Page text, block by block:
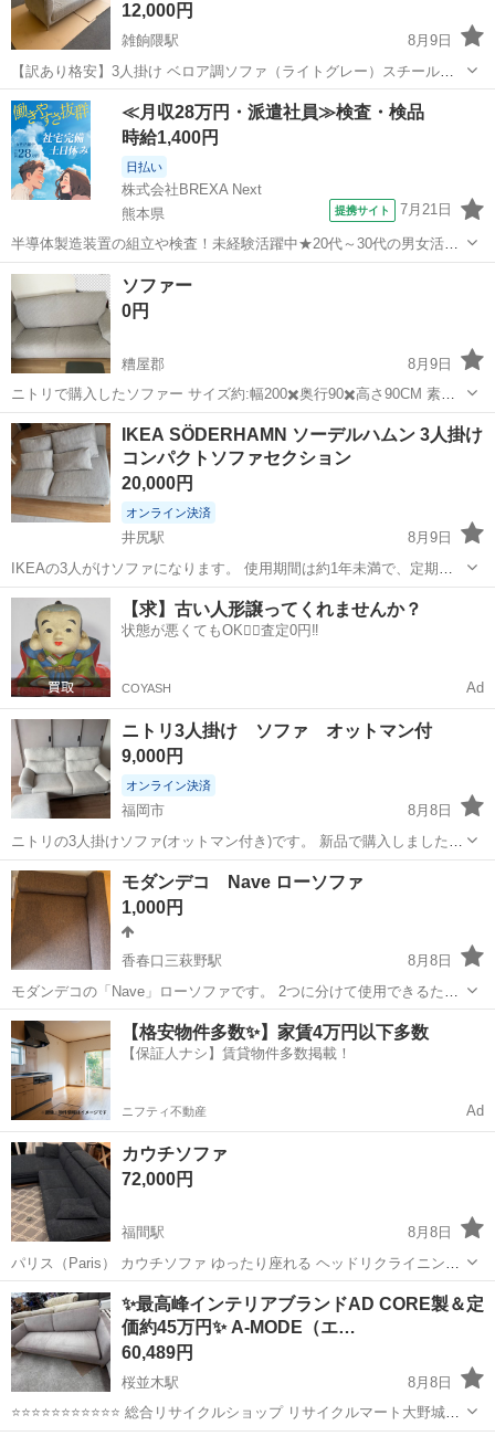
12,000円
雑餉隈駅
8月9日
【訳あり格安】3人掛け ベロア調ソファ（ライトグレー）スチール脚
ご覧いただきありがとうございます。 手触りの良いベロア調（スエー
ド調）素材の3人掛けデザインソファです。 すっきりとした金属脚が
おしゃれで、リビングをモダ...
福岡 大野城市 雑餉隈駅 ソファ ライト
≪月収28万円・派遣社員≫検査・検品
時給1,400円
日払い
株式会社BREXA Next
熊本県
提携サイト 7月21日
半導体製造装置の組立や検査！未経験活躍中★20代～30代の男女活躍
中★ワンルーム寮完備！赴任旅費会社負担！マイカー通勤OK！無料駐
車場あり！正社員登用あり！《熊本県菊池郡大津町》 人気の工場のお
仕事 ◇半導体製造装置の組立...
熊本 その他
ソファー
0円
糟屋郡
8月9日
ニトリで購入したソファー サイズ約:幅200✖️奥行90✖️高さ90CM 素材:
皮革 3〜4人掛け ソファーカバー付き(洗濯済み) 傷あり 重いので、1人
で運べないと思います。 よろしくお願い致します。
福岡 糟屋郡 ソファ
IKEA SÖDERHAMN ソーデルハムン 3人掛け
コンパクトソファセクション
20,000円
オンライン決済
井尻駅
8月9日
IKEAの3人がけソファになります。 使用期間は約1年未満で、定期的
に洗濯をしており、綺麗な状態です。 9/4までの限定販売となります。
引き取りに来ていただける方限定としております。 来られる場合は大
型家具のため、2名以...
福岡 福岡市 井尻駅 ソファ
【求】古い人形譲ってくれませんか？
状態が悪くてもOK🙆‍♀️査定0円‼️
COYASH Ad
ニトリ3人掛け ソファ オットマン付
9,000円
オンライン決済
福岡市
8月8日
ニトリの3人掛けソファ(オットマン付き)です。 新品で購入しました
が、引越しに伴い家具を新調するため出品いたします。 2年ほどしか
使ってないのと、使用頻度もそこまで高くなくあまりへたってないの
で、まだまだ現役でお...
福岡 福岡市 ソファ
モダンデコ Nave ローソファ
1,000円
香春口三萩野駅
8月8日
モダンデコの「Nave」ローソファです。 2つに分けて使用できるた
め、 コーナースタイルや対面風などレイアウト自由◎ こたつやローテ
ーブルとの相性も良く、 圧迫感の少ないロータイプです。 背面クッシ
ョンは取り外し可能で、カ...
福岡 北九州市 香春口三萩野駅 ソファ
【格安物件多数✨】家賃4万円以下多数
【保証人ナシ】賃貸物件多数掲載！
ニフティ不動産 Ad
カウチソファ
72,000円
福間駅
8月8日
パリス（Paris） カウチソファ ゆったり座れる ヘッドリクライニング
式 カウチソファー 肌触りも良く キズに強い耐傷性 ファブリック生地
を使用 。 おしゃれ な ネイビーカラー ３人掛け ファブリック カウチ
ソファー...
福岡 福津市 福間駅 ソファ
✨最高峰インテリアブランドAD CORE製＆定
価約45万円✨ A-MODE（エ…
60,489円
桜並木駅
8月8日
⭐️⭐️⭐️⭐️⭐️⭐️⭐️⭐️⭐️⭐️⭐️ 総合リサイクルショップ リサイクルマート大野城店